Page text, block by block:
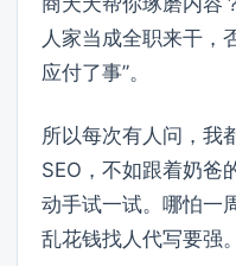
人家当成全职来干，
应付了事”。
所以每次有人问，我
SEO，不如跟着奶爸
动手试一试。哪怕一
乱花钱找人代写要强。